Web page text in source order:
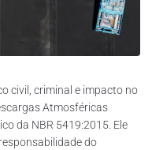
civil, criminal e impacto no
Atmosféricas
da NBR 5419:2015. Ele
do